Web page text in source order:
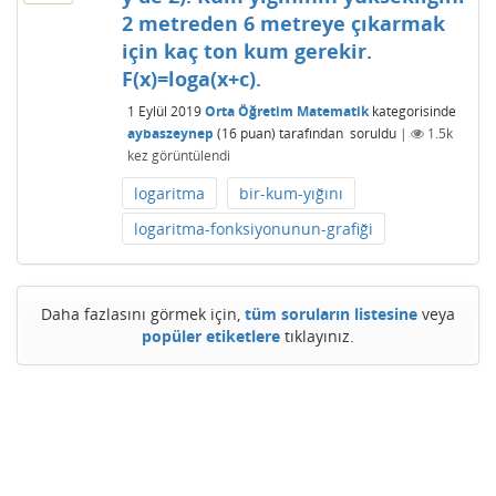
2 metreden 6 metreye çıkarmak
için kaç ton kum gerekir.
F(x)=loga(x+c).
1 Eylül 2019 Orta Öğretim Matematikkategorisinde
aybaszeynep (16puan) tarafından soruldu |
1.5k
kez görüntülendi
logaritma
bir-kum-yığını
logaritma-fonksiyonunun-grafiği
Daha fazlasını görmek için, tüm soruların listesine veya
popüler etiketlere tıklayınız.